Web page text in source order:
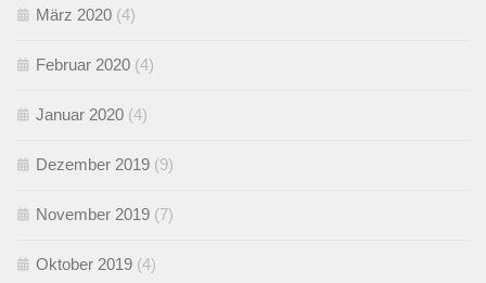
März 2020 (4)
Februar 2020 (4)
Januar 2020 (4)
Dezember 2019 (9)
November 2019 (7)
Oktober 2019 (4)